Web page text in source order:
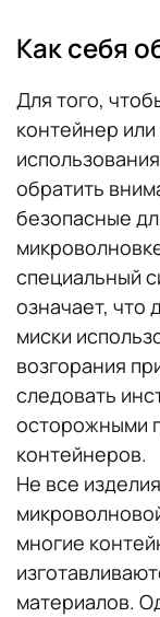
Как себя
Для того,
контейнер
обратить
безопасные
специальный
означает, что
миски
возгорания
следовать
осторожными
контейнеров.
Не все
многие
материалов.